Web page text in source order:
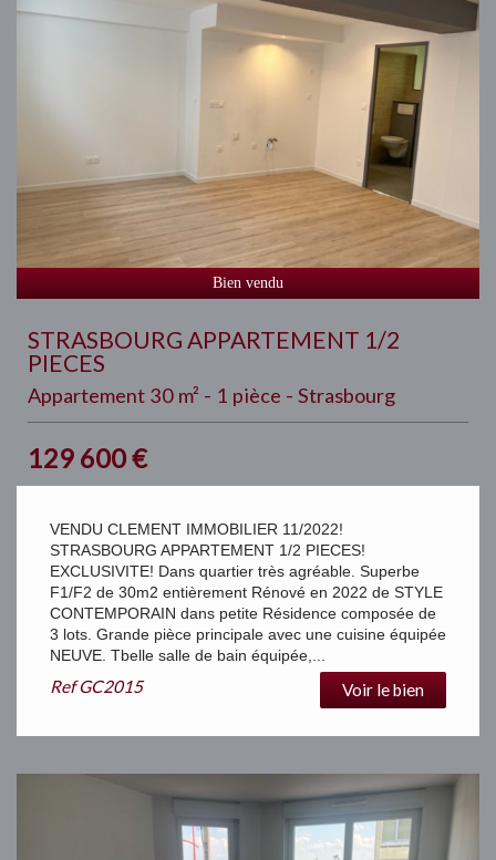
Bien vendu
STRASBOURG APPARTEMENT 1/2
PIECES
Appartement 30 m² - 1 pièce - Strasbourg
129 600€
VENDU CLEMENT IMMOBILIER 11/2022!
STRASBOURG APPARTEMENT 1/2 PIECES!
EXCLUSIVITE! Dans quartier très agréable. Superbe
F1/F2 de 30m2 entièrement Rénové en 2022 de STYLE
CONTEMPORAIN dans petite Résidence composée de
3 lots. Grande pièce principale avec une cuisine équipée
NEUVE. Tbelle salle de bain équipée,...
RefGC2015 Voir le bien